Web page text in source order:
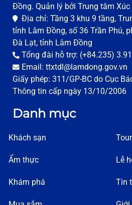
Đồng. Quản lý bởi Trung tâm
Địa chỉ: Tầng 3 khu 9 tầng,
tỉnh Lâm Đồng, số 36 Trần Phú,
Đà Lạt, tỉnh Lâm Đồng
Tổng đài hỗ trợ: (+84.235)
Email: ttxtdl@lamdong.gov.vn
Giấy phép: 311/GP-BC do Cục
Thông tin cấp ngày 13/10/2006
Danh mục
Khách sạn
Ẩm thực
Khám phá
Tour
Lễ
Tin